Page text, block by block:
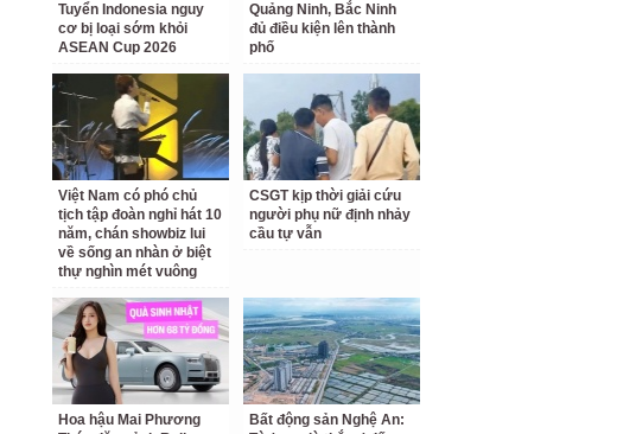
Tuyển Indonesia nguy
cơ bị loại sớm khỏi
ASEAN Cup 2026
Quảng Ninh, Bắc Ninh
đủ điều kiện lên thành
phố
Việt Nam có phó chủ
tịch tập đoàn nghỉ hát 10
năm, chán showbiz lui
về sống an nhàn ở biệt
thự nghìn mét vuông
CSGT kịp thời giải cứu
người phụ nữ định nhảy
cầu tự vẫn
Hoa hậu Mai Phương
Bất động sản Nghệ An: